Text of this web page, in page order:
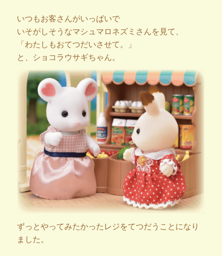
いつもお客さんがいっぱいで
いそがしそうなマシュマロネズミさんを見て、
「わたしもおてつだいさせて。」
と、ショコラウサギちゃん。
ずっとやってみたかったレジをてつだうことになり
ました。